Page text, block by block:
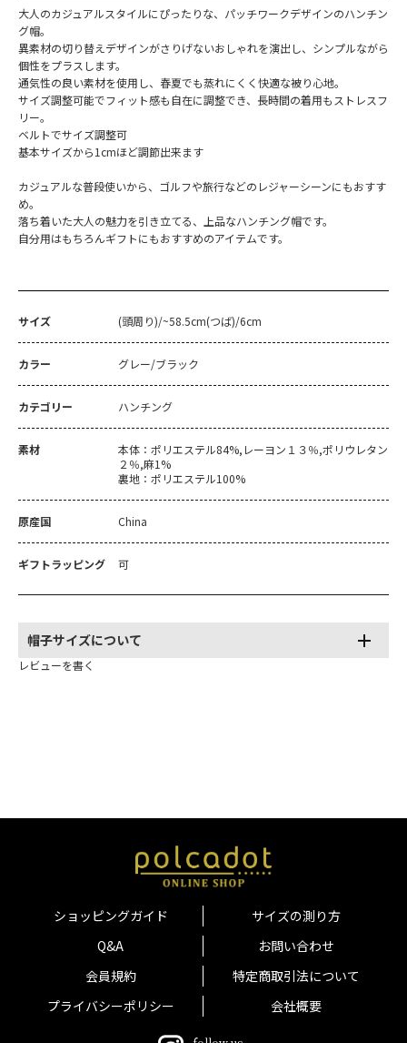
大人のカジュアルスタイルにぴったりな、パッチワークデザインのハンチン
グ帽。
異素材の切り替えデザインがさりげないおしゃれを演出し、シンプルながら
個性をプラスします。
通気性の良い素材を使用し、春夏でも蒸れにくく快適な被り心地。
サイズ調整可能でフィット感も自在に調整でき、長時間の着用もストレスフ
リー。
ベルトでサイズ調整可
基本サイズから1cmほど調節出来ます
カジュアルな普段使いから、ゴルフや旅行などのレジャーシーンにもおすす
め。
落ち着いた大人の魅力を引き立てる、上品なハンチング帽です。
自分用はもちろんギフトにもおすすめのアイテムです。
サイズ (頭周り)/~58.5cm(つば)/6cm
カラー グレー/ブラック
カテゴリー ハンチング
素材
本体：ポリエステル84%,レーヨン１３％,ポリウレタン
２％,麻1%
裏地：ポリエステル100%
原産国 China
ギフトラッピング 可
帽子サイズについて
レビューを書く
ショッピングガイド
サイズの測り方
Q&A
お問い合わせ
会員規約
特定商取引法について
プライバシーポリシー
会社概要